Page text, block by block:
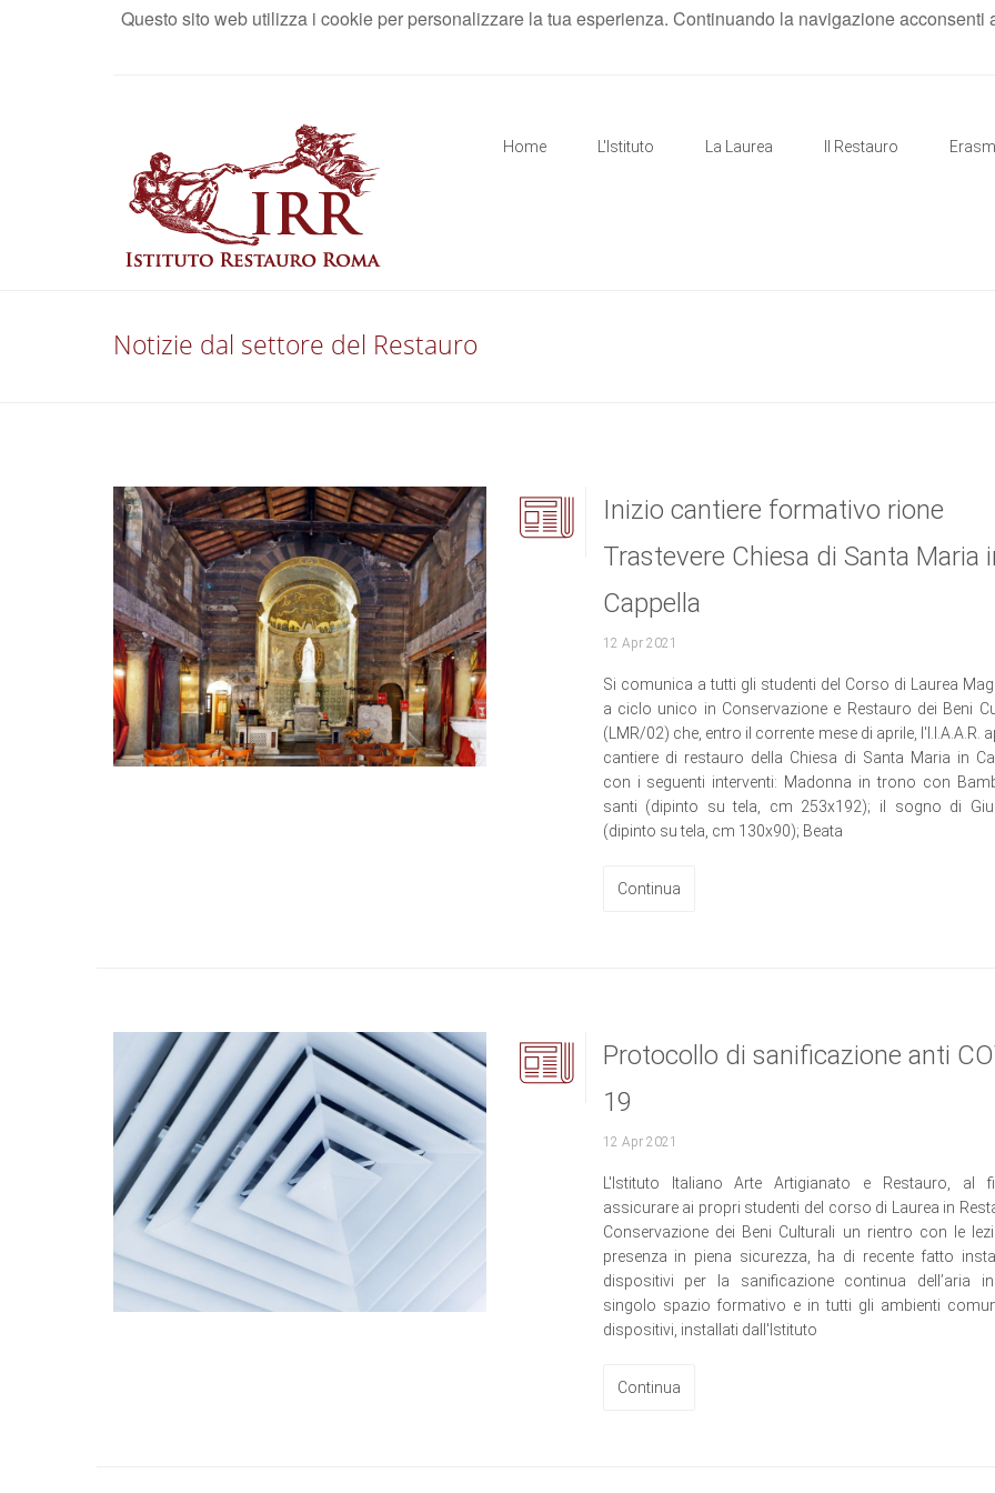
Questo sito web utilizza i cookie per personalizzare la tua esperienza. Continuando la navigazione acconsenti
AREA RISERVATA
Home L'Istituto La Laurea Il Restauro
Notizie dal settore del Restauro
Inizio cantiere formativo rione
Trastevere Chiesa di Santa Maria
Cappella
12 Apr 2021
Si comunica a tutti gli studenti del Corso di Laurea
a ciclo unico in Conservazione e Restauro dei Beni
(LMR/02) che, entro il corrente mese di aprile, l'I.I.A.A.R.
cantiere di restauro della Chiesa di Santa Maria in
con i seguenti interventi: Madonna in trono con
santi (dipinto su tela, cm 253x192); il sogno di
(dipinto su tela, cm 130x90); Beata
Continua
Protocollo di sanificazione anti
19
12 Apr 2021
L'Istituto Italiano Arte Artigianato e Restauro, al
assicurare ai propri studenti del corso di Laurea in
Conservazione dei Beni Culturali un rientro con le
presenza in piena sicurezza, ha di recente fatto
dispositivi per la sanificazione continua dell’aria
singolo spazio formativo e in tutti gli ambienti
dispositivi, installati dall'Istituto
Continua